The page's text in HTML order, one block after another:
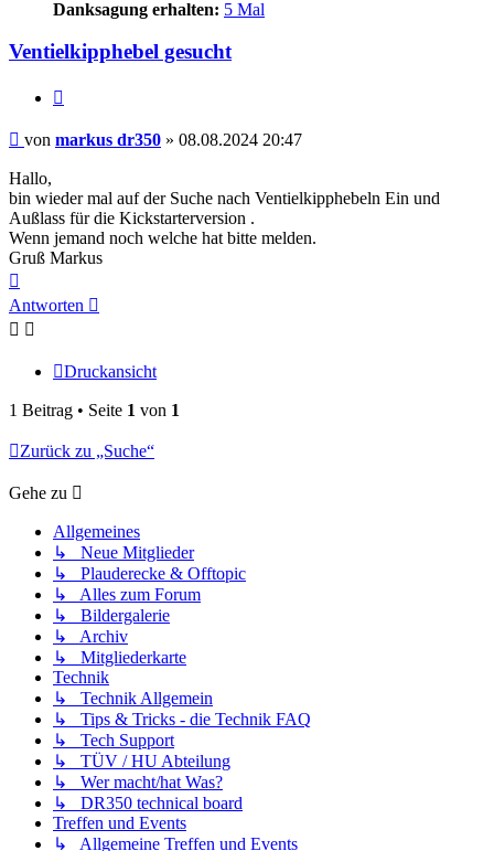
Danksagung erhalten: 5 Mal
Ventielkipphebel gesucht
Beitrag
von markus dr350 » 08.08.2024 20:47
Hallo,
bin wieder mal auf der Suche nach Ventielkipphebeln Ein und
Außlass für die Kickstarterversion .
Wenn jemand noch welche hat bitte melden.
Gruß Markus
oben
Antworten
Druckansicht
1 Beitrag • Seite 1 von 1
Zurück zu „Suche“
Gehe zu
Allgemeines
↳ Neue Mitglieder
↳ Plauderecke & Offtopic
↳ Alles zum Forum
↳ Bildergalerie
↳ Archiv
↳ Mitgliederkarte
Technik
↳ Technik Allgemein
↳ Tips & Tricks - die Technik FAQ
↳ Tech Support
↳ TÜV / HU Abteilung
↳ Wer macht/hat Was?
↳ DR350 technical board
Treffen und Events
↳ Allgemeine Treffen und Events